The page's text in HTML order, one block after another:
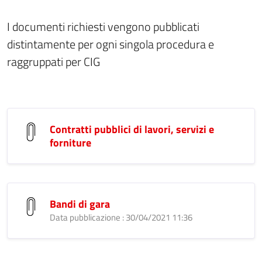
I documenti richiesti vengono pubblicati
distintamente per ogni singola procedura e
raggruppati per CIG
Contratti pubblici di lavori, servizi e
forniture
Bandi di gara
Data pubblicazione : 30/04/2021 11:36